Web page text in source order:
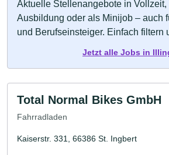
Aktuelle Stellenangebote in Vollzeit,
Ausbildung oder als Minijob – auch
und Berufseinsteiger. Einfach filtern
Jetzt alle Jobs in
Total Normal Bikes GmbH
Fahrradladen
Kaiserstr. 331, 66386 St. Ingbert